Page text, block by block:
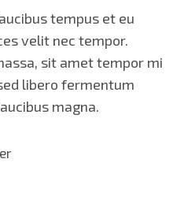
tempus et eu
velit nec tempor.
sit amet tempor mi
libero fermentum
magna.